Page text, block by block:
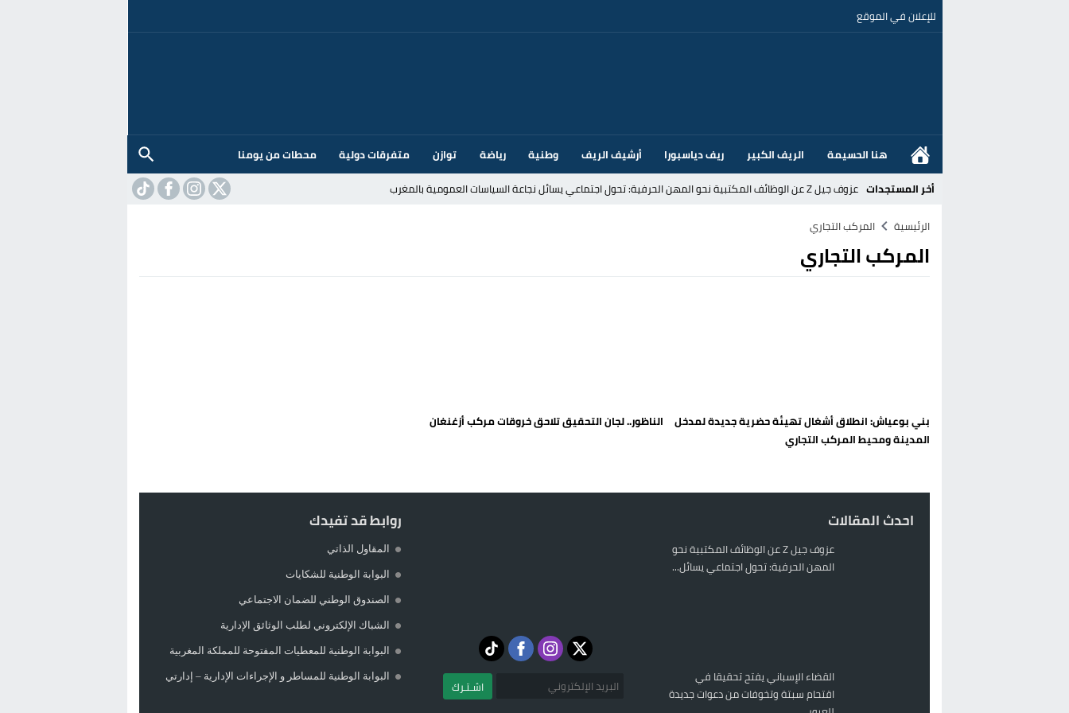
للإعلان في الموقع
هنا الحسيمة الريف الكبير ريف دياسبورا أرشيف الريف وطنية رياضة توازن متفرقات دولية
محطات من يومنا
أخر المستجدات عزوف جيل Z عن الوظائف المكتبية نحو المهن الحرفية: تحول اجتماعي يسائل نجاعة السياسات العمومية بالمغرب
القضاء الإسباني يفتح تحقيقا في اقتحام سبتة وتخوفات من دعوات جديدة للعبور
هل قطع أخنوش عطلته بأمر من الملك أم تحت ضغط إسباني؟ عودة مايوركا تفتح أسئلة ثقيلة
حريق بالمركب التجاري بالناظور يثير حالة استنفار أمني والوقاية المدنية تتدخل
الرئيسية المركب التجاري
المركب التجاري
بني بوعياش: انطلاق أشغال تهيئة حضرية جديدة لمدخل
المدينة ومحيط المركب التجاري
الناظور.. لجان التحقيق تلاحق خروقات مركب أزغنغان
احدث المقالات
عزوف جيل Z عن الوظائف المكتبية نحو
المهن الحرفية: تحول اجتماعي يسائل...
القضاء الإسباني يفتح تحقيقا في
اقتحام سبتة وتخوفات من دعوات جديدة
اشـتـرك
روابط قد تفيدك
المقاول الذاتي
البوابة الوطنية للشكايات
الصندوق الوطني للضمان الاجتماعي
الشباك الإلكتروني لطلب الوثائق الإدارية
البوابة الوطنية للمعطيات المفتوحة للمملكة المغربية
البوابة الوطنية للمساطر و الإجراءات الإدارية – إدارتي